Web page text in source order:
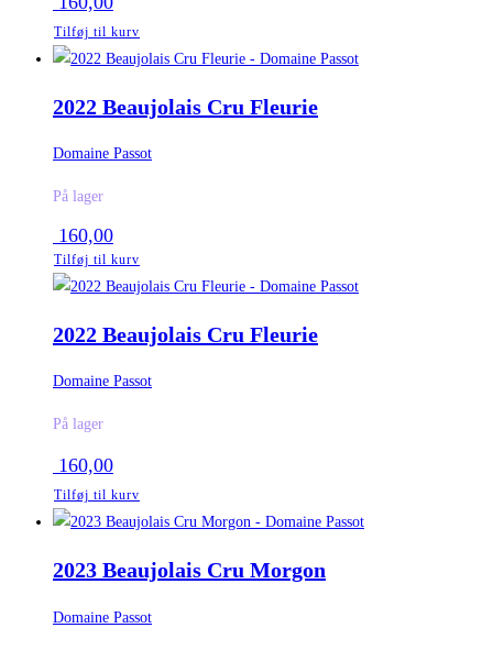
Tilføj til kurv
2022 Beaujolais Cru Fleurie
Domaine Passot
På lager
160,00
Tilføj til kurv
2022 Beaujolais Cru Fleurie
Domaine Passot
På lager
160,00
Tilføj til kurv
2023 Beaujolais Cru Morgon
Domaine Passot